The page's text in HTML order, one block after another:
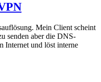
Mein Client scheint
senden aber die DNS-
Internet und löst interne